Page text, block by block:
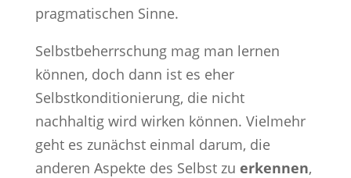
pragmatischen Sinne.
Selbstbeherrschung mag man lernen
können, doch dann ist es eher
Selbstkonditionierung, die nicht
nachhaltig wird wirken können. Vielmehr
geht es zunächst einmal darum, die
anderen Aspekte des Selbst zu erkennen,